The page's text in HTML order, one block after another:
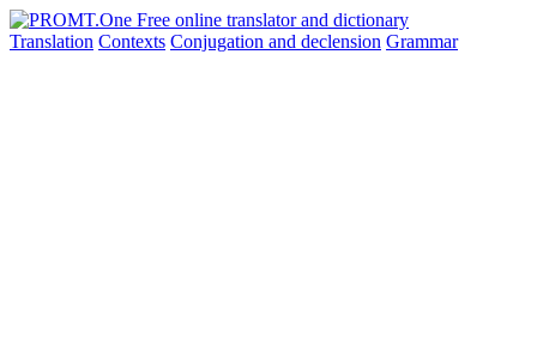
Translation Contexts Conjugation and declension Grammar